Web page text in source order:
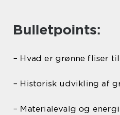
Bulletpoints:
– Hvad er grønne fliser
– Historisk udvikling af
– Materialevalg og